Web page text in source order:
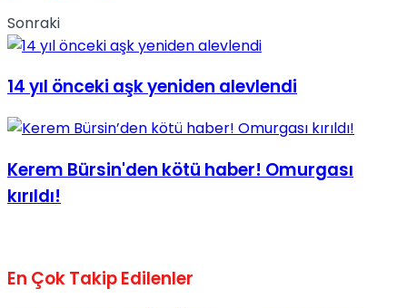
Sonraki
14 yıl önceki aşk yeniden alevlendi
Kerem Bürsin'den kötü haber! Omurgası
kırıldı!
En Çok Takip Edilenler